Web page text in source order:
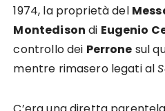
1974, la proprietà del
Montedison di Eugenio
controllo dei Perrone sul
mentre rimasero legati al